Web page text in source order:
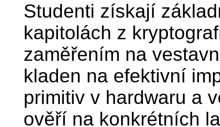
Studenti získají
kapitolách z
zaměřením na
kladen na efektivní
primitiv v hardwaru a
ověří na konkrétních